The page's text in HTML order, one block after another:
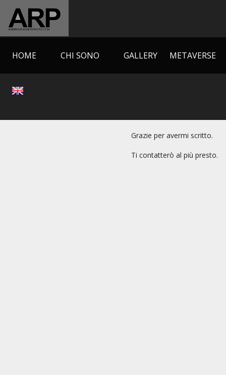
HOME CHI SONO GALLERY METAVERSE
Grazie per avermi scritto.
Ti contatterò al più presto.